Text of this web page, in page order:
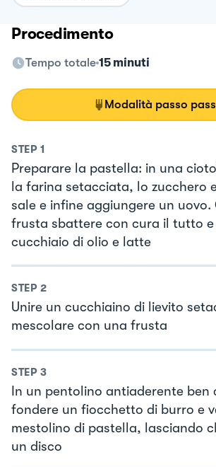
Procedimento
Tempo totale 15 minuti
Modalità passo
STEP 1
Preparare la pastella: in una
la farina setacciata, lo zucchero
sale e infine aggiungere un uovo.
frusta sbattere con cura il tutto e
cucchiaio di olio e latte
STEP 2
Unire un cucchiaino di lievito
mescolare con una frusta
STEP 3
In un pentolino antiaderente ben
fondere un fiocchetto di burro e
mestolino di pastella, lasciando
un disco